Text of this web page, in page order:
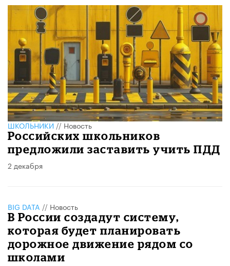
ШКОЛЬНИКИ//Новость
Российских школьников
предложили заставить учить ПДД
2 декабря
BIG DATA // Новость
В России создадут систему,
которая будет планировать
дорожное движение рядом со
школами